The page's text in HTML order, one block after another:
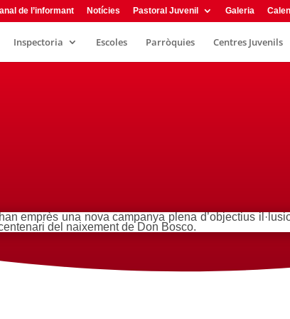
de l’informant Notícies Pastoral Juvenil Galeria
Inspectoria Escoles Parròquies Centres Juvenils
emprès una nova campanya plena d’objectius
del naixement de Don Bosco.